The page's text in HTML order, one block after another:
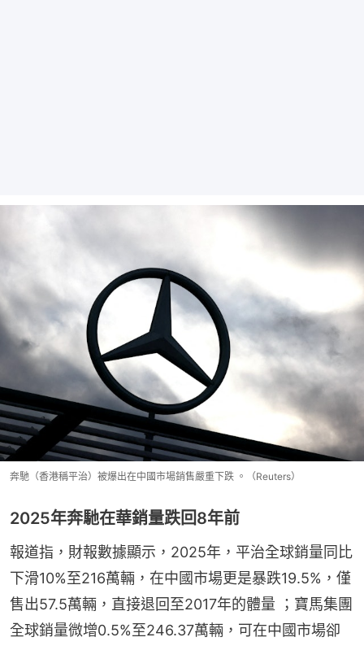
奔馳（香港稱平治）被爆出在中國市場銷售嚴重下跌 。（Reuters）
2025年奔馳在華銷量跌回8年前
報道指，財報數據顯示，2025年，平治全球銷量同比
下滑10%至216萬輛，在中國市場更是暴跌19.5%，僅
售出57.5萬輛，直接退回至2017年的體量 ；寶馬集團
全球銷量微增0.5%至246.37萬輛，可在中國市場卻